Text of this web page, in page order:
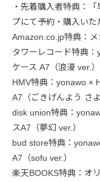
・先着購入者特典：
プにて予約・購入いた
Amazon.co.jp特典：メ
タワーレコード特典
ケース A7（浪漫 ver.）
HMV特典：yonawo ×
A7（ごきげんよう さ
disk union特典：
スA7（夢幻 ver.）
bud store特典：
A7（sofu ver.）
楽天BOOKS特典：オ